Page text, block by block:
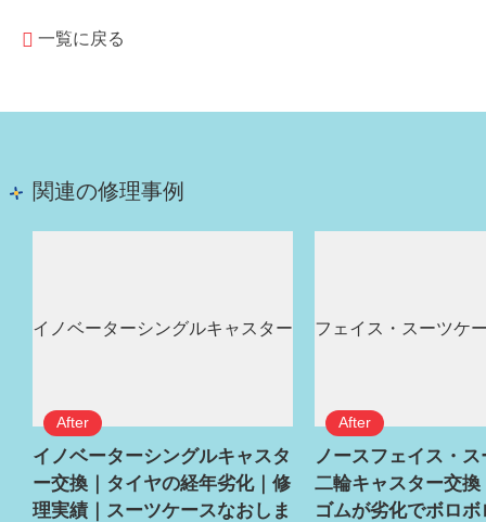
一覧に戻る
関連の修理事例
イノベーターシングルキャスタ
ー交換｜タイヤの経年劣化｜修
理実績｜スーツケースなおしま
ノースフェイス・
二輪キャスター交換
ゴムが劣化でボロ